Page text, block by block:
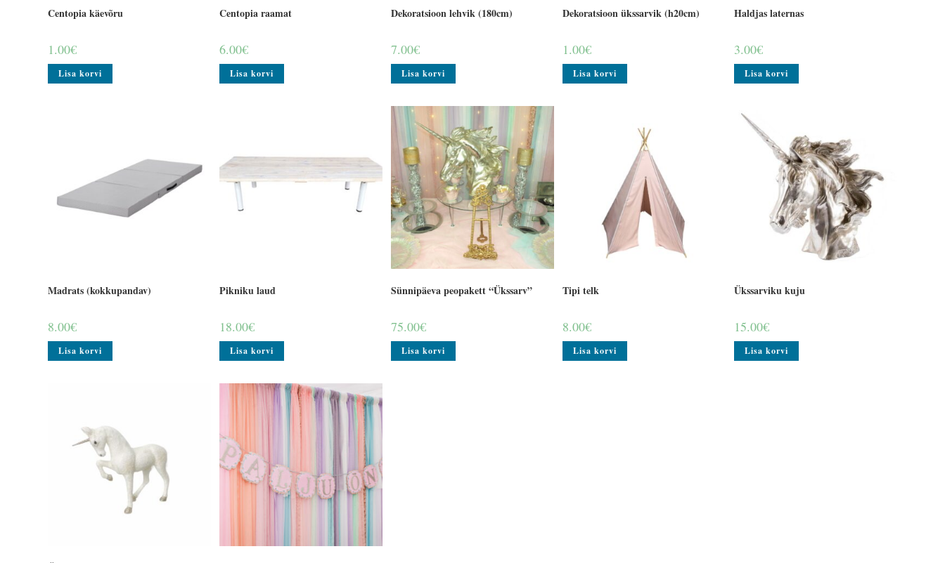
Centopia käevõru
1.00€
Lisa korvi
Centopia raamat
6.00€
Lisa korvi
Dekoratsioon lehvik (180cm)
7.00€
Lisa korvi
Dekoratsioon ükssarvik (h20cm)
1.00€
Lisa korvi
Haldjas laternas
3.00€
Lisa korvi
Madrats (kokkupandav)
8.00€
Lisa korvi
Pikniku laud
18.00€
Lisa korvi
Sünnipäeva peopakett “Ükssarv”
75.00€
Lisa korvi
Tipi telk
8.00€
Lisa korvi
Ükssarviku kuju
15.00€
Lisa korvi